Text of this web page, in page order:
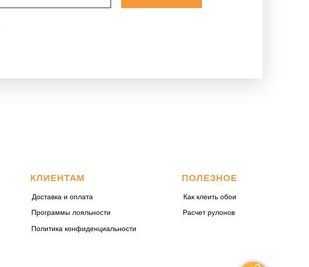
КЛИЕНТАМ ПОЛЕЗНОЕ
Доставка и оплата
Программы лояльности
Политика конфиденциальности
Как клеить обои
Расчет рулонов